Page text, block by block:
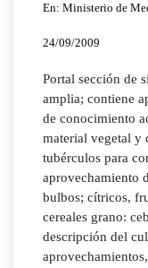
En: Ministerio de
24/09/2009
Portal sección de
amplia; contiene
de conocimiento
material vegetal y
tubérculos para
aprovechamiento
bulbos; cítricos,
cereales grano:
descripción del